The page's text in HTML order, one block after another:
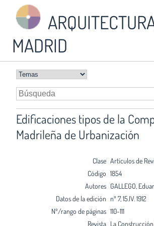
MADRID
Edificaciones tipos de la
Madrileña de Urbanización
Clase Artículos de
Código 1854
Autores GALLEGO,
Datos de la edición nº 7, 15.IV. 1912
Nº/rango de páginas 110-111
Revista La